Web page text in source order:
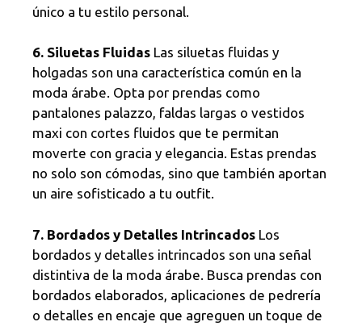
único a tu estilo personal.
6. Siluetas Fluidas Las siluetas fluidas y
holgadas son una característica común en la
moda árabe. Opta por prendas como
pantalones palazzo, faldas largas o vestidos
maxi con cortes fluidos que te permitan
moverte con gracia y elegancia. Estas prendas
no solo son cómodas, sino que también aportan
un aire sofisticado a tu outfit.
7. Bordados y Detalles Intrincados Los
bordados y detalles intrincados son una señal
distintiva de la moda árabe. Busca prendas con
bordados elaborados, aplicaciones de pedrería
o detalles en encaje que agreguen un toque de